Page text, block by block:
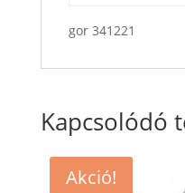
gor 341221
Kapcsolódó
Akció!